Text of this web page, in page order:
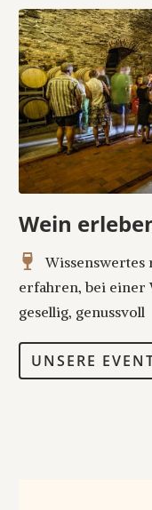
Wein
Wissenswertes
erfahren, bei einer
gesellig, genussvoll
UNSERE